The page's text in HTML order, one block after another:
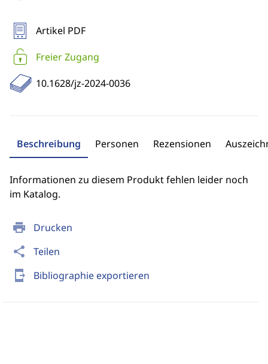
print Drucken
share Teilen
send_to_mobile Bibliographie exportieren
Artikel PDF
Freier Zugang
10.1628/jz-2024-0036
Beschreibung Personen Rezensionen
Informationen zu diesem Produkt fehlen leider noch
im Katalog.